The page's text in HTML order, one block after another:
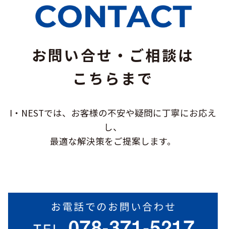
お問い合せ・ご相談は
こちらまで
I・NESTでは、お客様の不安や疑問に丁寧にお応え
し、
最適な解決策をご提案します。